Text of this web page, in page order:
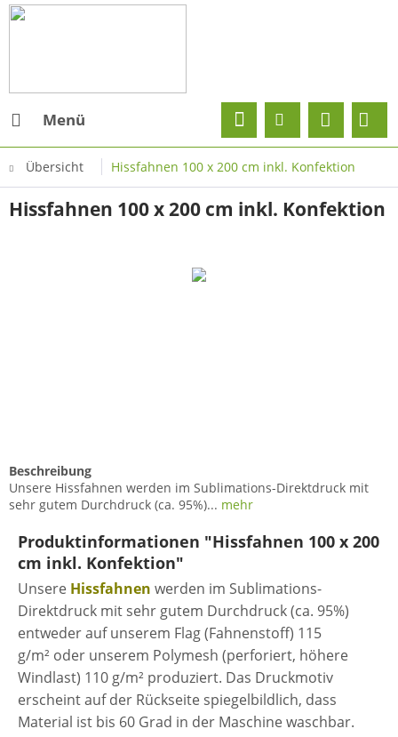
Menü
Übersicht Hissfahnen 100 x 200 cm inkl. Konfektion
Hissfahnen 100 x 200 cm inkl. Konfektion
Beschreibung
Unsere Hissfahnen werden im Sublimations-Direktdruck mit
sehr gutem Durchdruck (ca. 95%)... mehr
Produktinformationen "Hissfahnen 100 x 200
cm inkl. Konfektion"
Unsere Hissfahnen werden im Sublimations-
Direktdruck mit sehr gutem Durchdruck (ca. 95%)
entweder auf unserem Flag (Fahnenstoff) 115
g/m² oder unserem Polymesh (perforiert, höhere
Windlast) 110 g/m² produziert. Das Druckmotiv
erscheint auf der Rückseite spiegelbildlich, dass
Material ist bis 60 Grad in der Maschine waschbar.